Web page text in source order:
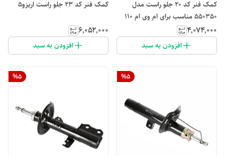
کمک فنر کد ۲۰ جلو راست مدل
550350 مناسب برای ام وی ام 110
۴٬۰۷۴٬۰۰۰
افزودن به سبد
کمک فنر کد ۲۳ جلو راست اریزو۵
۶٬۰۵۲٬۰۰۰
افزودن به سبد
%5
%5